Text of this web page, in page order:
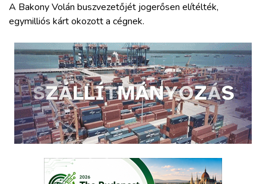
A Bakony Volán buszvezetőjét jogerősen elítélték,
egymilliós kárt okozott a cégnek.